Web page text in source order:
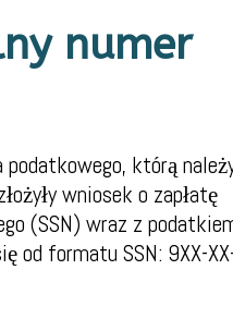
numer
którą
wniosek o zapłatę
(SSN) wraz z
od formatu SSN: 9XX-